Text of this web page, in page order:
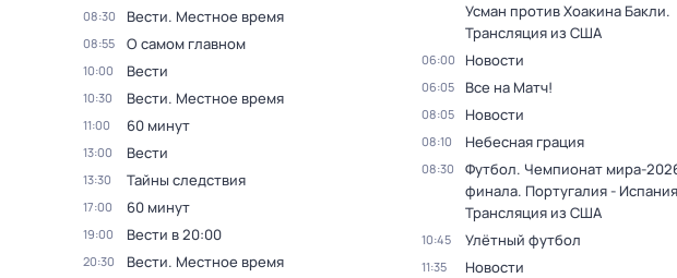
08:30 Вести. Местное время
08:55 О самом главном
10:00 Вести
10:30 Вести. Местное время
11:00 60 минут
13:00 Вести
13:30 Тайны следствия
17:00 60 минут
19:00 Вести в 20:00
20:30 Вести. Местное время
Усман против Хоакина Бакли.
Трансляция из США
06:00 Новости
06:05 Все на Матч!
08:05 Новости
08:10 Небесная грация
08:30
Футбол. Чемпионат мира-
финала. Португалия -
Трансляция из США
10:45 Улётный футбол
11:35 Новости